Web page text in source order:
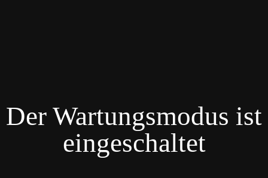
Der Wartungsmodus ist
eingeschaltet